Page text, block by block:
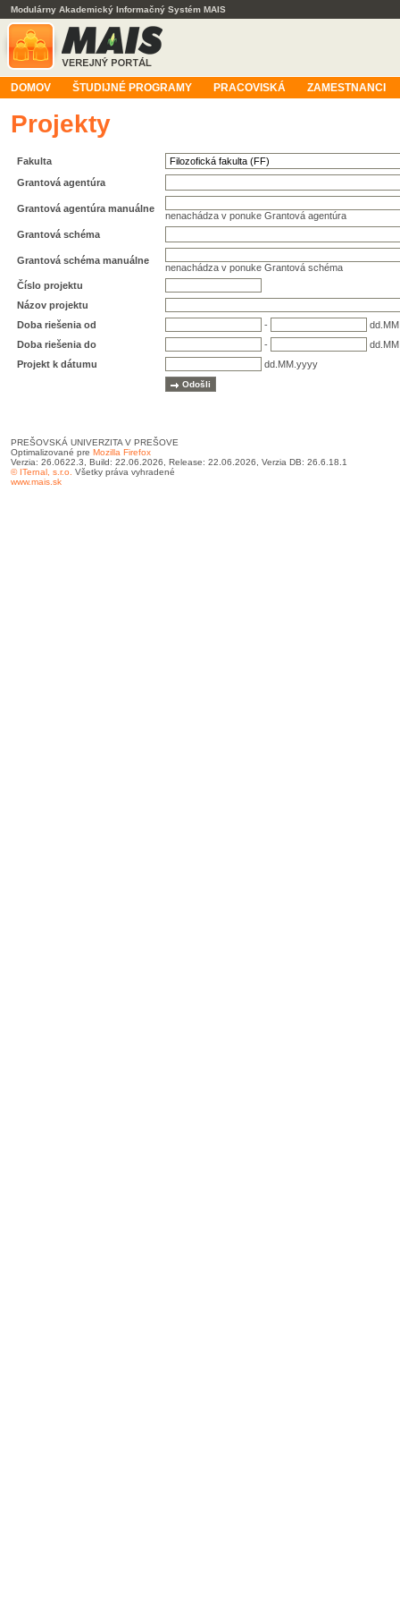
Modulárny Akademický Informačný Systém MAIS
DOMOV ŠTUDIJNÉ PROGRAMY PRACOVISKÁ ZAMESTNANCI
Projekty
Fakulta
Grantová agentúra
Grantová agentúra manuálne
nenachádza v ponuke Grantová agentúra
Grantová schéma
Grantová schéma manuálne
nenachádza v ponuke Grantová schéma
Číslo projektu
Názov projektu
Doba riešenia od
-
Doba riešenia do
-
Projekt k dátumu
dd.MM.yyyy
PREŠOVSKÁ UNIVERZITA V PREŠOVE
Optimalizované pre Mozilla Firefox
Verzia: 26.0622.3, Build: 22.06.2026, Release: 22.06.2026, Verzia DB: 26.6.18.1
© ITernal, s.r.o. Všetky práva vyhradené
www.mais.sk